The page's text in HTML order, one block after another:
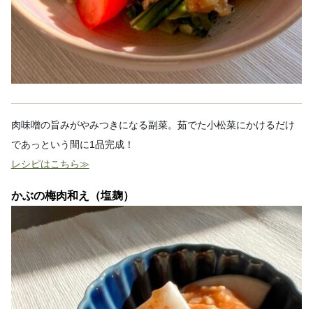
肉味噌の旨みがやみつきになる副菜。茹でた小松菜にかけるだけ
であっという間に1品完成！
レシピはこちら≫
かぶの梅肉和え（塩麹）